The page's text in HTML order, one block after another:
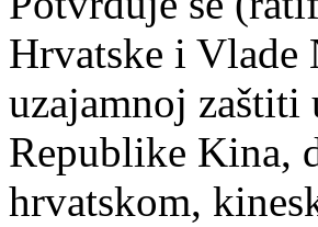
Hrvatske i Vlade
uzajamnoj zaštiti
Republike Kina,
hrvatskom,